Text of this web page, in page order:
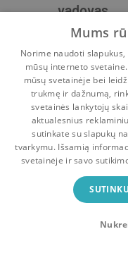
vadovas
Algimantas Irnius,Diana
0 2
Pradinis Krepšelis
Bookswap
Mainykis
Uždaryti
Mums
Norime naudoti
mūsų interneto
mūsų svetainėje bei
trukmę ir dažnumą,
svetainės lankytojų
aktualesnius
sutinkate su slapukų
tvarkymu. Išsamią
svetainėje ir savo
SUTINKU